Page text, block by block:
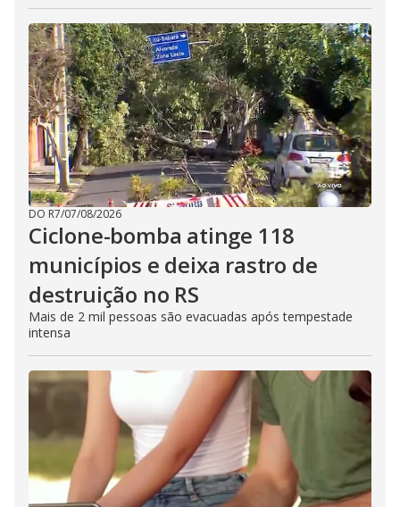
DO R7/07/08/2026
Ciclone-bomba atinge 118
municípios e deixa rastro de
destruição no RS
Mais de 2 mil pessoas são evacuadas após tempestade
intensa